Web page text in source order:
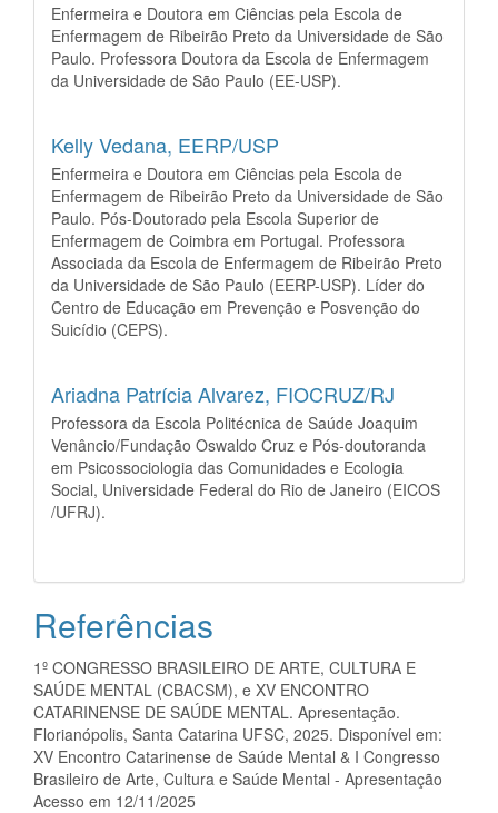
Enfermeira e Doutora em Ciências pela Escola de
Enfermagem de Ribeirão Preto da Universidade de São
Paulo. Professora Doutora da Escola de Enfermagem
da Universidade de São Paulo (EE-USP).
Kelly Vedana, EERP/USP
Enfermeira e Doutora em Ciências pela Escola de
Enfermagem de Ribeirão Preto da Universidade de São
Paulo. Pós-Doutorado pela Escola Superior de
Enfermagem de Coimbra em Portugal. Professora
Associada da Escola de Enfermagem de Ribeirão Preto
da Universidade de São Paulo (EERP-USP). Líder do
Centro de Educação em Prevenção e Posvenção do
Suicídio (CEPS).
Ariadna Patrícia Alvarez, FIOCRUZ/RJ
Professora da Escola Politécnica de Saúde Joaquim
Venâncio/Fundação Oswaldo Cruz e Pós-doutoranda
em Psicossociologia das Comunidades e Ecologia
Social, Universidade Federal do Rio de Janeiro (EICOS
/UFRJ).
Referências
1º CONGRESSO BRASILEIRO DE ARTE, CULTURA E
SAÚDE MENTAL (CBACSM), e XV ENCONTRO
CATARINENSE DE SAÚDE MENTAL. Apresentação.
Florianópolis, Santa Catarina UFSC, 2025. Disponível em:
XV Encontro Catarinense de Saúde Mental & I Congresso
Brasileiro de Arte, Cultura e Saúde Mental - Apresentação
Acesso em 12/11/2025